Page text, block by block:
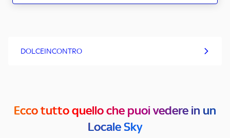
DOLCEINCONTRO
Ecco tutto quello che puoi vedere in un
Locale Sky